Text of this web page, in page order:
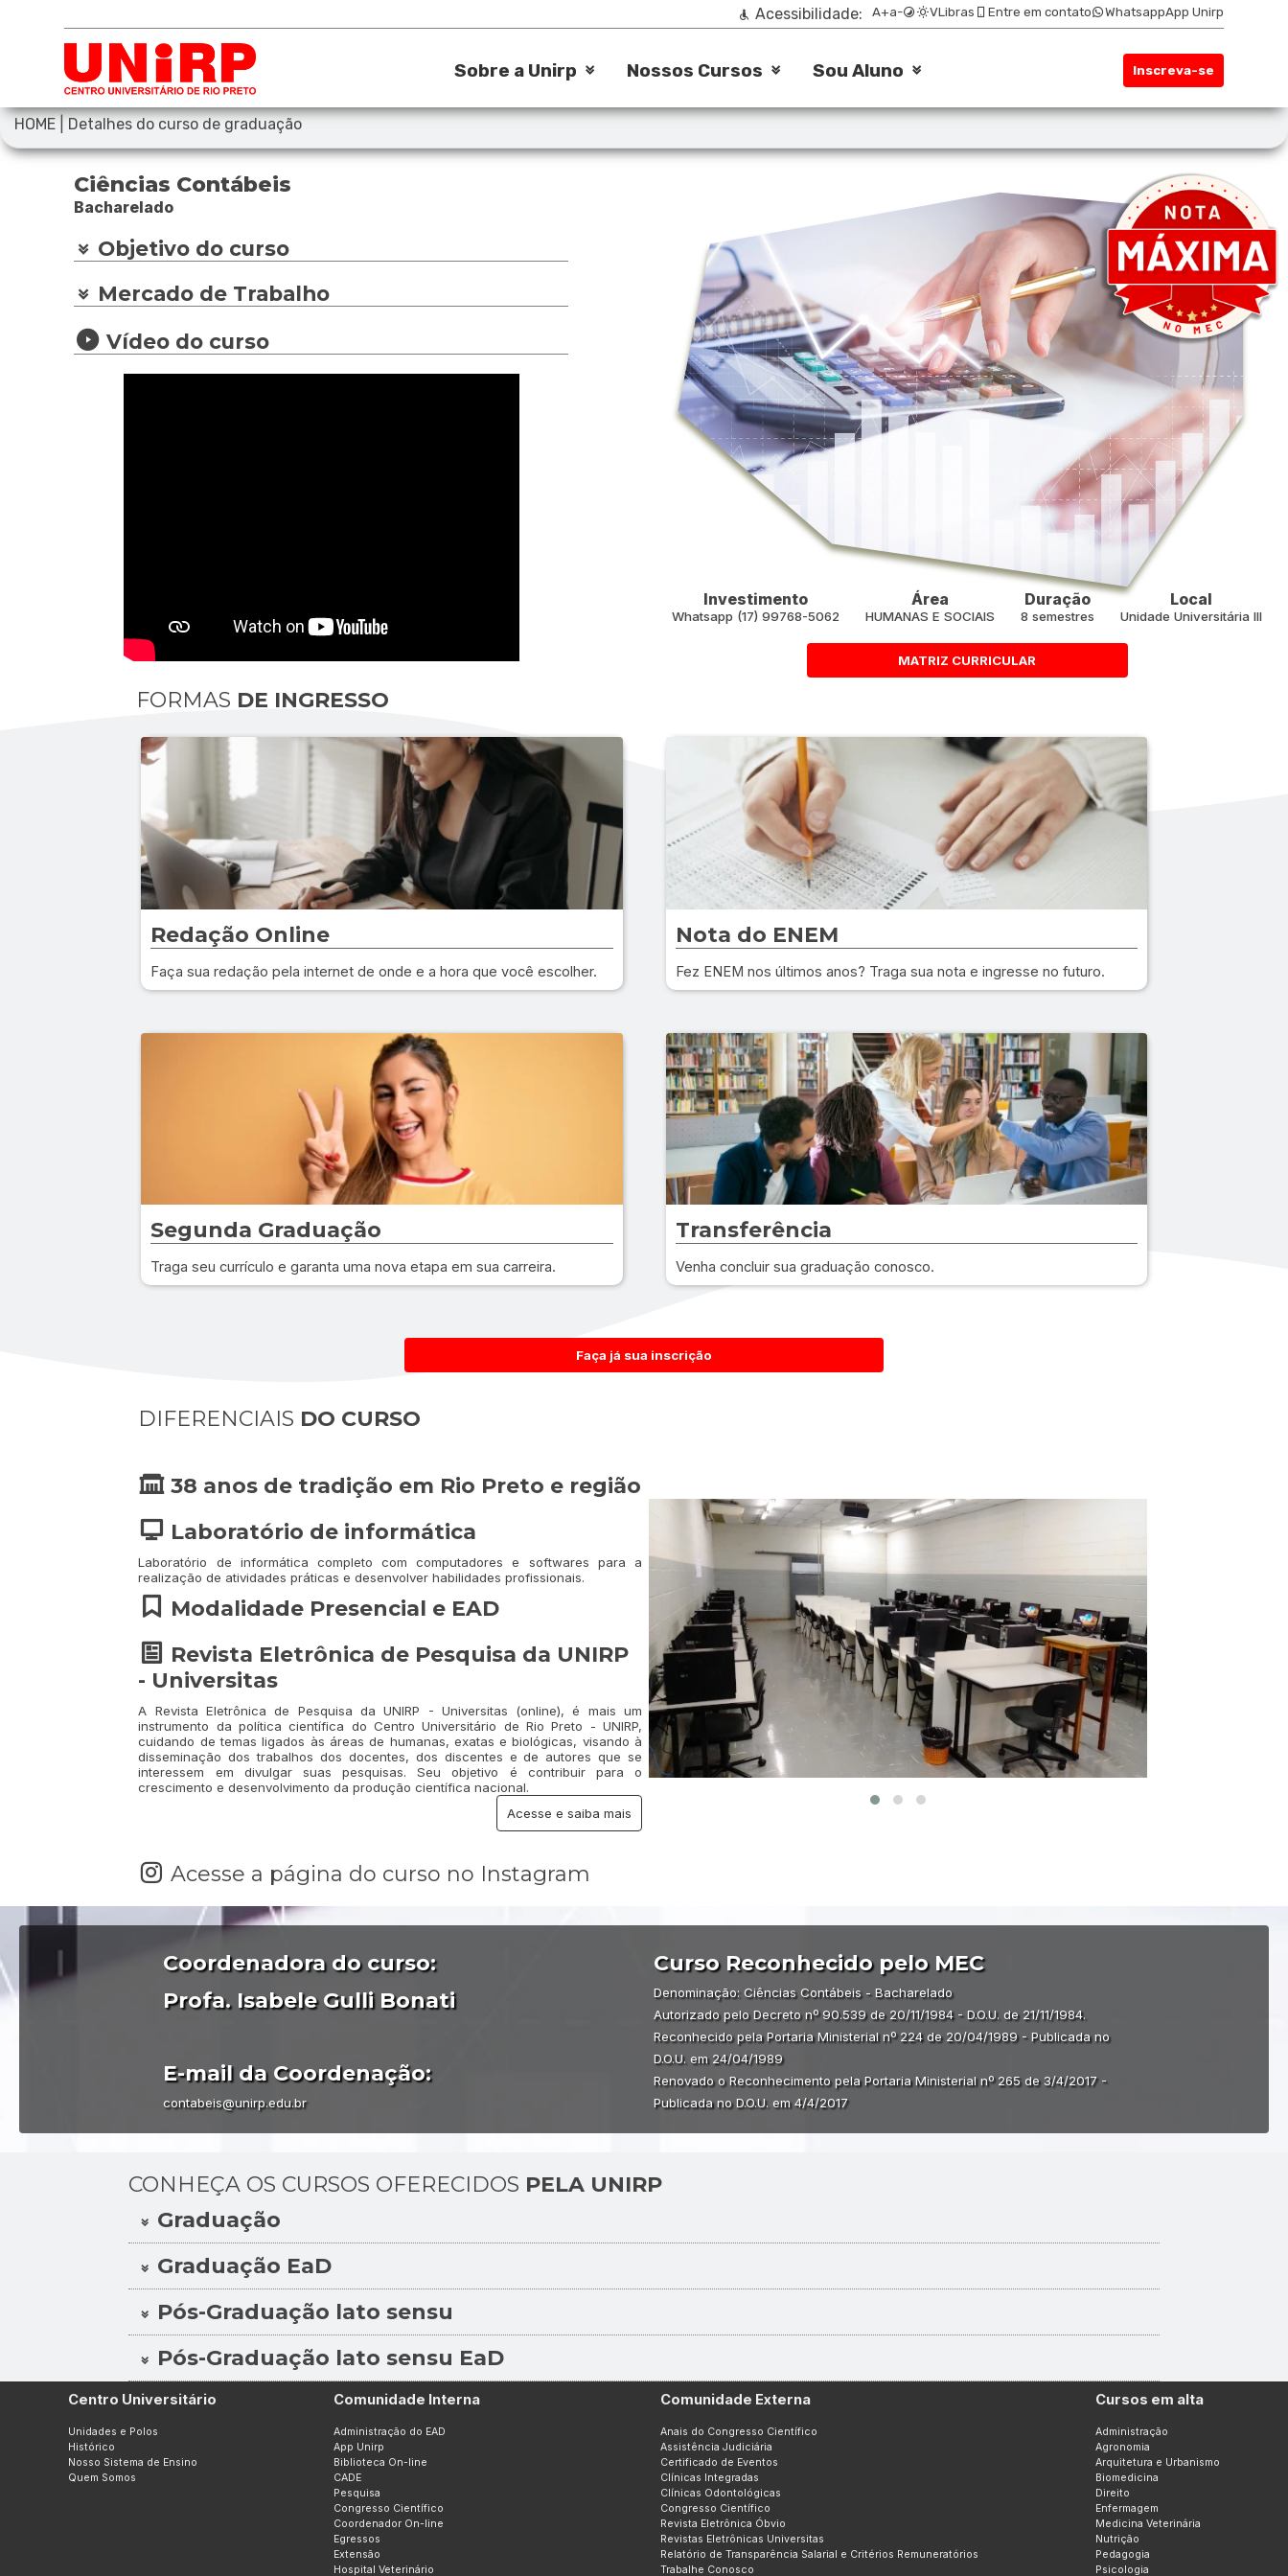
Acessibilidade: A+a- VLibras Entre em contato WhatsappApp Unirp
Sobre a Unirp Nossos Cursos Sou Aluno Inscreva-se
HOME Detalhes do curso de graduação
Ciências Contábeis
Bacharelado
Objetivo do curso
Mercado de Trabalho
Vídeo do curso
Investimento
Whatsapp (17) 99768-5062
Área
HUMANAS E SOCIAIS
Duração
8 semestres
Local
Unidade Universitária III
MATRIZ CURRICULAR
FORMAS DE INGRESSO
Redação Online
Faça sua redação pela internet de onde e a hora que você escolher.
Nota do ENEM
Fez ENEM nos últimos anos? Traga sua nota e ingresse no futuro.
Segunda Graduação
Traga seu currículo e garanta uma nova etapa em sua carreira.
Transferência
Venha concluir sua graduação conosco.
Faça já sua inscrição
DIFERENCIAIS DO CURSO
38 anos de tradição em Rio Preto e região
Laboratório de informática
Laboratório de informática completo com computadores e softwares para a
realização de atividades práticas e desenvolver habilidades profissionais.
Modalidade Presencial e EAD
Revista Eletrônica de Pesquisa da UNIRP
- Universitas
A Revista Eletrônica de Pesquisa da UNIRP - Universitas (online), é mais um
instrumento da política científica do Centro Universitário de Rio Preto - UNIRP,
cuidando de temas ligados às áreas de humanas, exatas e biológicas, visando à
disseminação dos trabalhos dos docentes, dos discentes e de autores que se
interessem em divulgar suas pesquisas. Seu objetivo é contribuir para o
crescimento e desenvolvimento da produção científica nacional.
Acesse e saiba mais
Acesse a página do curso no Instagram
Coordenadora do curso:
Profa. Isabele Gulli Bonati
E-mail da Coordenação:
contabeis@unirp.edu.br
Curso Reconhecido pelo MEC
Denominação: Ciências Contábeis - Bacharelado
Autorizado pelo Decreto nº 90.539 de 20/11/1984 - D.O.U. de 21/11/1984.
Reconhecido pela Portaria Ministerial nº 224 de 20/04/1989 - Publicada no
D.O.U. em 24/04/1989
Renovado o Reconhecimento pela Portaria Ministerial nº 265 de 3/4/2017 -
Publicada no D.O.U. em 4/4/2017
CONHEÇA OS CURSOS OFERECIDOS PELA UNIRP
Graduação
Graduação EaD
Pós-Graduação lato sensu
Pós-Graduação lato sensu EaD
Centro Universitário
Unidades e Polos
Histórico
Nosso Sistema de Ensino
Quem Somos
Comunidade Interna
Administração do EAD
App Unirp
Biblioteca On-line
CADE
Pesquisa
Congresso Científico
Coordenador On-line
Egressos
Extensão
Hospital Veterinário
Comunidade Externa
Anais do Congresso Científico
Assistência Judiciária
Certificado de Eventos
Clínicas Integradas
Clínicas Odontológicas
Congresso Científico
Revista Eletrônica Óbvio
Revistas Eletrônicas Universitas
Relatório de Transparência Salarial e Critérios Remuneratórios
Trabalhe Conosco
Cursos em alta
Administração
Agronomia
Arquitetura e Urbanismo
Biomedicina
Direito
Enfermagem
Medicina Veterinária
Nutrição
Pedagogia
Psicologia